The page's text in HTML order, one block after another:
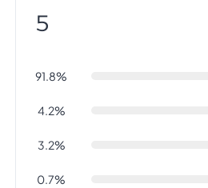
5
91.8%
4.2%
3.2%
0.7%